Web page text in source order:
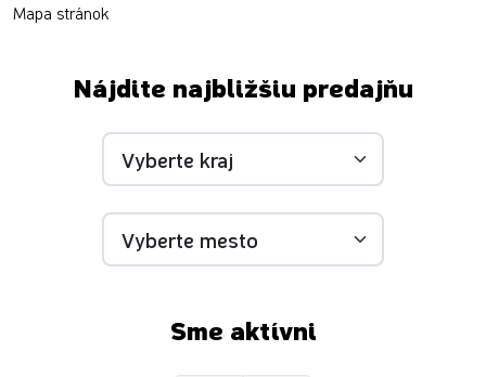
Mapa stránok
Nájdite najbližšiu predajňu
Sme aktívni